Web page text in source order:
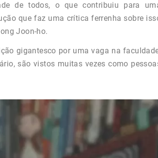
de todos, o que contribuiu para
que faz uma crítica ferrenha sobre
Joon-ho.
gigantesco por uma vaga na
são vistos muitas vezes como